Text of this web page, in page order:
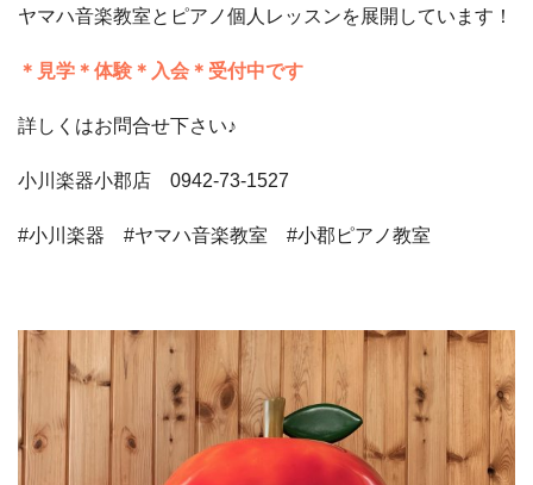
ヤマハ音楽教室とピアノ個人レッスンを展開しています！
＊見学＊体験＊入会＊受付中です
詳しくはお問合せ下さい♪
小川楽器小郡店 0942-73-1527
#小川楽器 #ヤマハ音楽教室 #小郡ピアノ教室